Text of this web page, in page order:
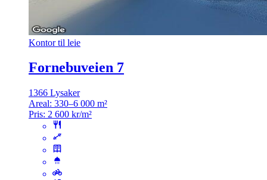
Kontor til leie
Fornebuveien 7
1366 Lysaker
Areal: 330–6 000 m²
Pris: 2 600 kr/m²